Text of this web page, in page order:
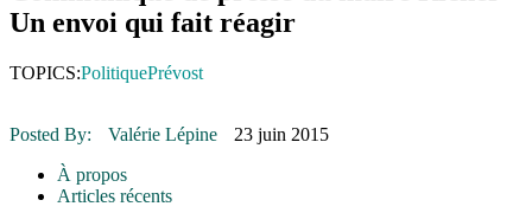
16 juillet 2026 | ENVIRONNEMENT
16 juillet 2026
COMMUNAUTAIRE
14 octobre 2015 | La course de boîtes à savon du club Optimiste
Le rendez-vous des bolides
Un envoi qui fait réagir
TOPICS:PolitiquePrévost
Posted By: Valérie Lépine
23 juin 2015
À propos
Articles récents